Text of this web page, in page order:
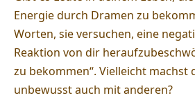
Energie durch Dramen zu
Worten, sie versuchen, eine
Reaktion von dir
zu bekommen“. Vielleicht machst
unbewusst auch mit anderen?